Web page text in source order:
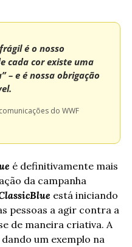
é o nosso
cada cor existe uma
– e é nossa obrigação
do WWF
é definitivamente mais
da campanha
está iniciando
pessoas a agir contra a
de maneira criativa. A
um exemplo na